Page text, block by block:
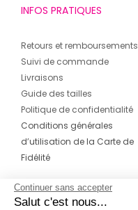
INFOS PRATIQUES
Retours et remboursements
Suivi de commande
Livraisons
Guide des tailles
Politique de confidentialité
Conditions générales
d’utilisation de la Carte de
Fidélité
CONTACT
Continuer sans accepter
Salut c'est nous...